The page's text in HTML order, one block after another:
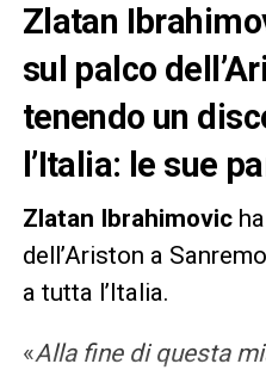
Zlatan
sul palco
tenendo un
l’Italia: le sue
Zlatan Ibrahimovicha
dell’Ariston a
a tutta l’Italia.
«Alla fine di questa